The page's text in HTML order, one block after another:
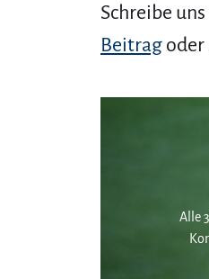
Schreibe
Beitrag oder
Alle